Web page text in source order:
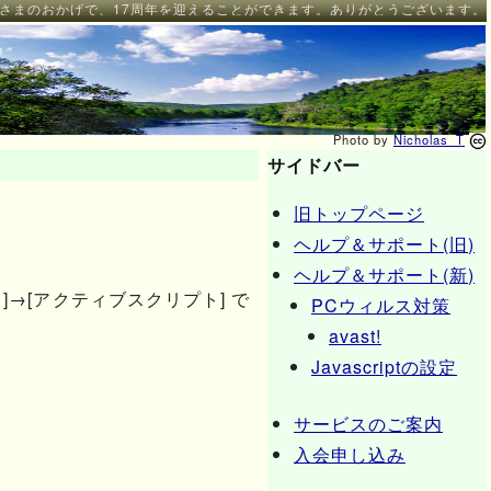
まのおかげで、17周年を迎えることができます。ありがとうございます。
Photo byNicholas_T
サイドバー
旧トップページ
ヘルプ＆サポート(旧)
ヘルプ＆サポート(新)
PCウィルス対策
avast!
Javascriptの設定
サービスのご案内
入会申し込み
アクティブスクリプト] で